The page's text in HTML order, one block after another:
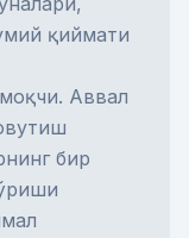
қиймати
Аввал
бир